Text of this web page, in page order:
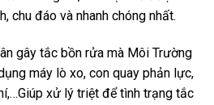
chu đáo và nhanh chóng nhất.
gây tắc bồn rửa mà Môi Trường
máy lò xo, con quay phản lực,
xử lý triệt để tình trạng tắc